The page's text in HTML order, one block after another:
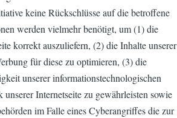
keine Rückschlüsse auf die betroffene
werden vielmehr benötigt, um (1) die
korrekt auszuliefern, (2) die Inhalte unserer
für diese zu optimieren, (3) die
unserer informationstechnologischen
unserer Internetseite zu gewährleisten sowie
im Falle eines Cyberangriffes die zur